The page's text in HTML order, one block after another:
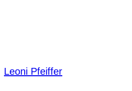
Leoni Pfeiffer